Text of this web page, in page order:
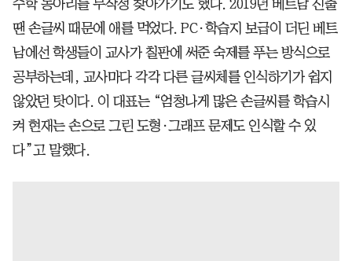
수학 동아리를 무작정 찾아가기도 했다. 2019년 베트남 진출
땐 손글씨 때문에 애를 먹었다. PC·학습지 보급이 더딘 베트
남에선 학생들이 교사가 칠판에 써준 숙제를 푸는 방식으로
공부하는데, 교사마다 각각 다른 글씨체를 인식하기가 쉽지
않았던 탓이다. 이 대표는 “엄청나게 많은 손글씨를 학습시
켜 현재는 손으로 그린 도형·그래프 문제도 인식할 수 있
다”고 말했다.